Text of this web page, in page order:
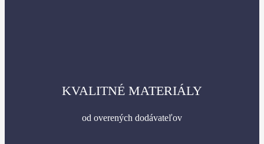
KVALITNÉ MATERIÁLY
od overených dodávateľov